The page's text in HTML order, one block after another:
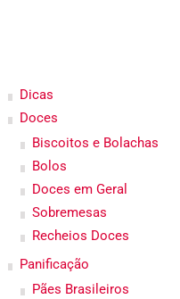
Dicas
Doces
Biscoitos e Bolachas
Bolos
Doces em Geral
Sobremesas
Recheios Doces
Panificação
Pães Brasileiros